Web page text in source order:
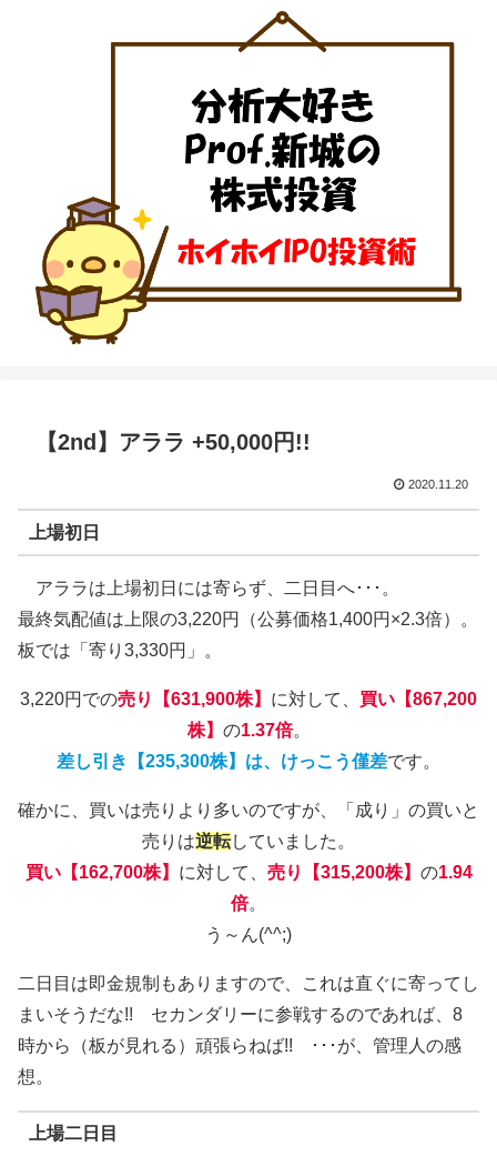
【2nd】アララ +50,000円!!
2020.11.20
上場初日
アララは上場初日には寄らず、二日目へ･･･。
最終気配値は上限の3,220円（公募価格1,400円×2.3倍）。
板では「寄り3,330円」。
3,220円での売り【631,900株】 に対して、 買い【867,200
株】 の1.37倍。
差し引き【235,300株】は、けっこう僅差です。
確かに、買いは売りより多いのですが、「成り」の買いと
売りは逆転していました。
買い【162,700株】 に対して、 売り【315,200株】 の1.94
倍。
う～ん(^^;)
二日目は即金規制もありますので、これは直ぐに寄ってし
まいそうだな!! セカンダリーに参戦するのであれば、8
時から（板が見れる）頑張らねば!! ･･･が、管理人の感
想。
上場二日目